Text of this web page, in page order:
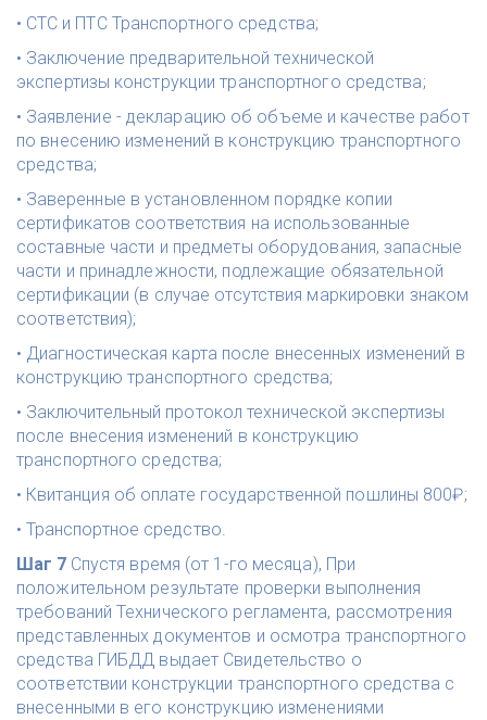
• СТС и ПТС Транспортного средства;
• Заключение предварительной технической
экспертизы конструкции транспортного средства;
• Заявление - декларацию об объеме и качестве работ
по внесению изменений в конструкцию транспортного
средства;
• Заверенные в установленном порядке копии
сертификатов соответствия на использованные
составные части и предметы оборудования, запасные
части и принадлежности, подлежащие обязательной
сертификации (в случае отсутствия маркировки знаком
соответствия);
• Диагностическая карта после внесенных изменений в
конструкцию транспортного средства;
• Заключительный протокол технической экспертизы
после внесения изменений в конструкцию
транспортного средства;
• Квитанция об оплате государственной пошлины 800₽;
• Транспортное средство.
Шаг 7 Спустя время (от 1-го месяца), При
положительном результате проверки выполнения
требований Технического регламента, рассмотрения
представленных документов и осмотра транспортного
средства ГИБДД выдает Свидетельство о
соответствии конструкции транспортного средства с
внесенными в его конструкцию изменениями